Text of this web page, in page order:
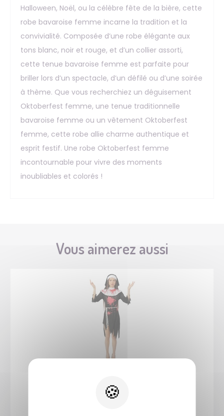
Halloween, Noël, ou la célèbre fête de la bière, cette
robe bavaroise femme incarne la tradition et la
convivialité. Composée d’une robe élégante aux
tons blanc, noir et rouge, et d’un collier assorti,
cette tenue bavaroise femme est parfaite pour
briller lors d’un spectacle, d’un défilé ou d’une soirée
à thème. Que vous recherchiez un déguisement
Oktoberfest femme, une tenue traditionnelle
bavaroise femme ou un vêtement Oktoberfest
femme, cette robe allie charme authentique et
esprit festif. Une robe Oktoberfest femme
incontournable pour vivre des moments
inoubliables et colorés !
Vous aimerez aussi
Costume religieuse ensanglantée - adulte - L/XL